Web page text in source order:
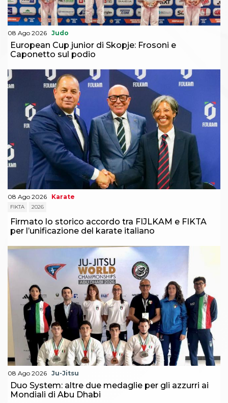
08 Ago 2026 Judo
European Cup junior di Skopje: Frosoni e
Caponetto sul podio
08 Ago 2026 Karate
FIKTA 2026
Firmato lo storico accordo tra FIJLKAM e FIKTA
per l’unificazione del karate italiano
08 Ago 2026 Ju-Jitsu
Duo System: altre due medaglie per gli azzurri ai
Mondiali di Abu Dhabi